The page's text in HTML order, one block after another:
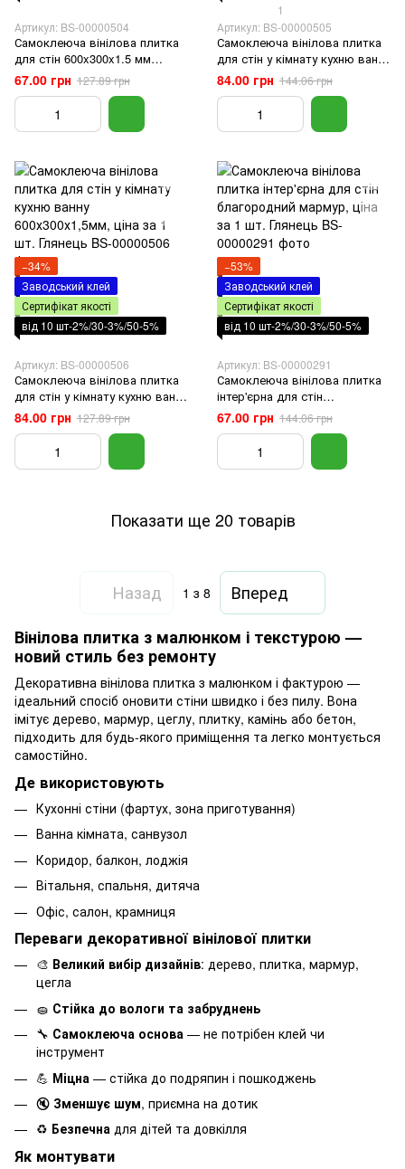
Артикул: BS-00000504
Самоклеюча вінілова плитка
для стін 600x300x1.5 мм
глянсова для кухні та ванної
67.00 грн 127.89 грн
1
Артикул: BS-00000505
Самоклеюча вінілова плитка
для стін у кімнату кухню ванну
600х300х1,5мм, ціна за 1 шт.
Матова
84.00 грн 144.06 грн
−34%
Заводський клей
Сертифікат якості
від 10 шт-2%/30-3%/50-5%
Артикул: BS-00000506
Самоклеюча вінілова плитка
для стін у кімнату кухню ванну
600х300х1,5мм, ціна за 1 шт.
Глянець
84.00 грн 127.89 грн
−53%
Заводський клей
Сертифікат якості
від 10 шт-2%/30-3%/50-5%
Артикул: BS-00000291
Самоклеюча вінілова плитка
інтер'єрна для стін
благородний мармур, ціна за 1
шт. Глянець
67.00 грн 144.06 грн
Показати ще 20 товарів
Назад 1 з 8
Вперед
Вінілова плитка з малюнком і текстурою —
новий стиль без ремонту
Декоративна вінілова плитка з малюнком і фактурою —
ідеальний спосіб оновити стіни швидко і без пилу. Вона
імітує дерево, мармур, цеглу, плитку, камінь або бетон,
підходить для будь-якого приміщення та легко монтується
самостійно.
Де використовують
Кухонні стіни (фартух, зона приготування)
Ванна кімната, санвузол
Коридор, балкон, лоджія
Вітальня, спальня, дитяча
Офіс, салон, крамниця
Переваги декоративної вінілової плитки
🎨 Великий вибір дизайнів: дерево, плитка, мармур,
цегла
🧽 Стійка до вологи та забруднень
🔧 Самоклеюча основа — не потрібен клей чи
інструмент
💪 Міцна — стійка до подряпин і пошкоджень
🔇 Зменшує шум, приємна на дотик
♻️ Безпечна для дітей та довкілля
Як монтувати